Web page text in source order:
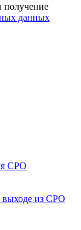
получение
данных
СРО
выходе из СРО